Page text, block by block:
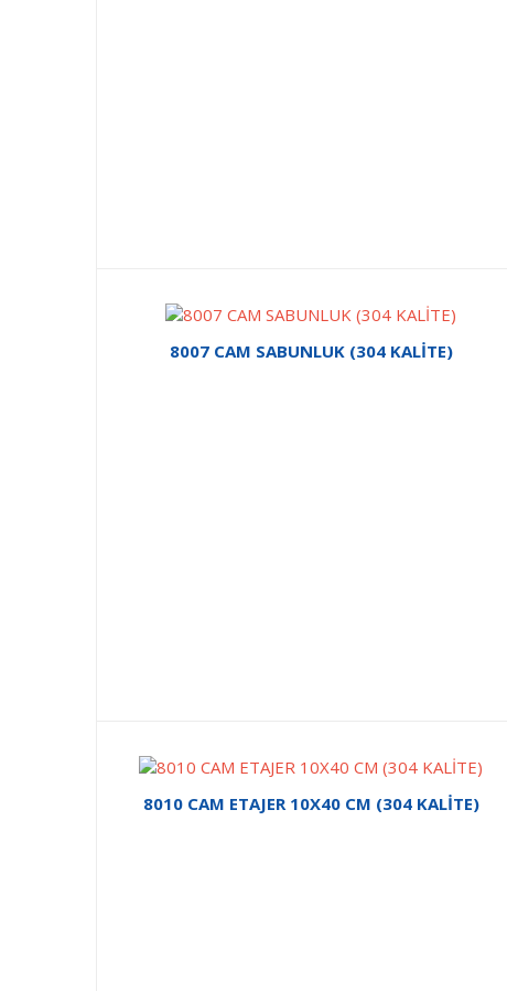
8007 CAM SABUNLUK (304 KALİTE)
8010 CAM ETAJER 10X40 CM (304 KALİTE)